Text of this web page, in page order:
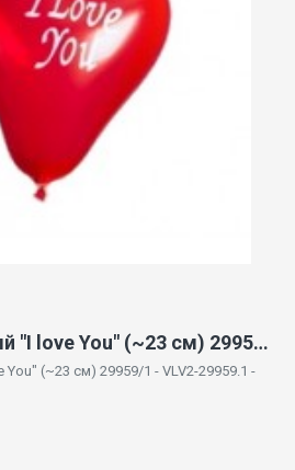
Шарик воздушный "I love You" (~23 cм) 29959/1
(~23 cм) 29959/1 - VLV2-29959.1 -